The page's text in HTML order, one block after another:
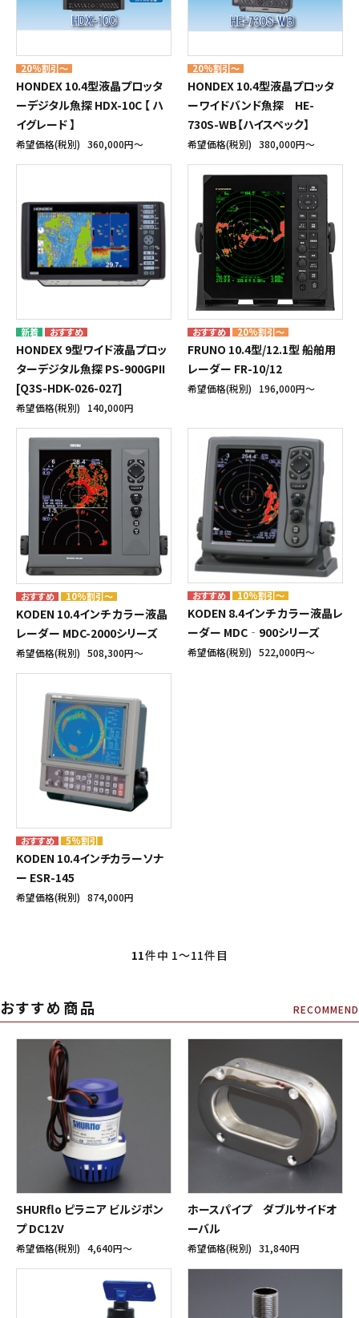
20%割引～
HONDEX 10.4型液晶プロッタ
ーデジタル魚探 HDX-10C 【 ハ
イグレード 】
希望価格(税別) 360,000円〜
20%割引～
HONDEX 10.4型液晶プロッタ
ーワイドバンド魚探 HE-
730S-WB【ハイスペック】
希望価格(税別) 380,000円〜
HONDEX 9型ワイド液晶プロッ
ターデジタル魚探 PS-900GPII
[Q3S-HDK-026-027]
希望価格(税別) 140,000円
20%割引～
FRUNO 10.4型/12.1型 船舶用
レーダー FR-10/12
希望価格(税別) 196,000円〜
10%割引～
KODEN 10.4インチ カラー液晶
レーダー MDC-2000シリーズ
希望価格(税別) 508,300円〜
10%割引～
KODEN 8.4インチ カラー液晶レ
ーダー MDC‐900シリーズ
希望価格(税別) 522,000円〜
5%割引
KODEN 10.4インチカラーソナ
ー ESR-145
希望価格(税別) 874,000円
11件中 1〜11件目
おすすめ商品 RECOMMEND
SHURflo ピラニア ビルジポン
プ DC12V
希望価格(税別) 4,640円〜
ホースパイプ ダブルサイドオ
ーバル
希望価格(税別) 31,840円